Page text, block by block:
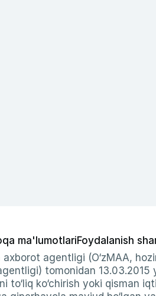
ma'lumotlariFoydalanish
agentligi (O‘zMAA,
tomonidan
to‘liq ko‘chirish yoki qisman